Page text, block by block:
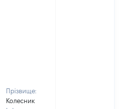
Прізвище:
Колесник